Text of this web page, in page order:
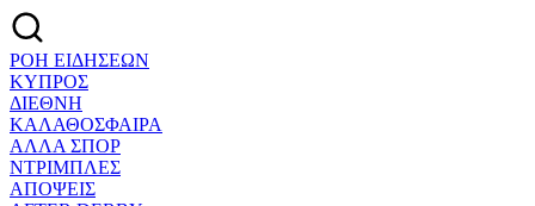
ΡΟΗ ΕΙΔΗΣΕΩΝ
ΚΥΠΡΟΣ
ΔΙΕΘΝΗ
ΚΑΛΑΘΟΣΦΑΙΡΑ
ΑΛΛΑ ΣΠΟΡ
ΝΤΡΙΜΠΛΕΣ
ΑΠΟΨΕΙΣ